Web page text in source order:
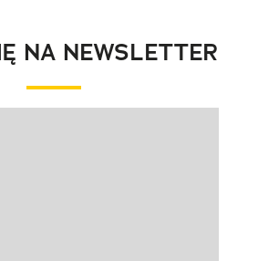
NA NEWSLETTER